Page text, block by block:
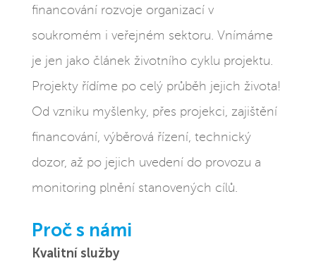
financování rozvoje organizací v
soukromém i veřejném sektoru. Vnímáme
je jen jako článek životního cyklu projektu.
Projekty řídíme po celý průběh jejich života!
Od vzniku myšlenky, přes projekci, zajištění
financování, výběrová řízení, technický
dozor, až po jejich uvedení do provozu a
monitoring plnění stanovených cílů.
Proč s námi
Kvalitní služby